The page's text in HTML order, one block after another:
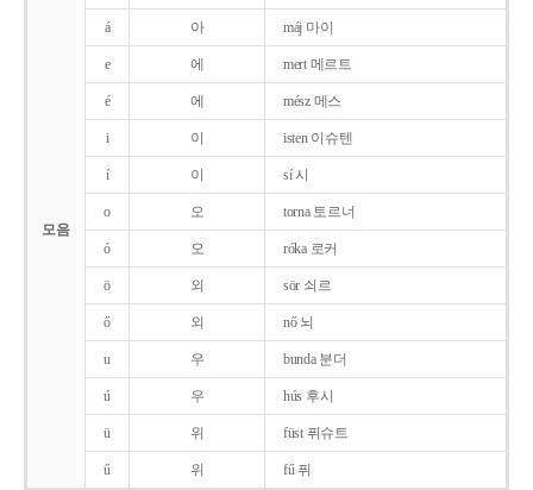
모음
á 아 máj 마이
e 에 mert 메르트
é 에 mész 메스
i 이 isten 이슈텐
í 이 sí 시
o 오 torna 토르너
ó 오 róka 로커
ö 외 sör 쇠르
ő 외 nő 뇌
u 우 bunda 분더
ú 우 hús 후시
ü 위 füst 퓌슈트
ű 위 fű 퓌